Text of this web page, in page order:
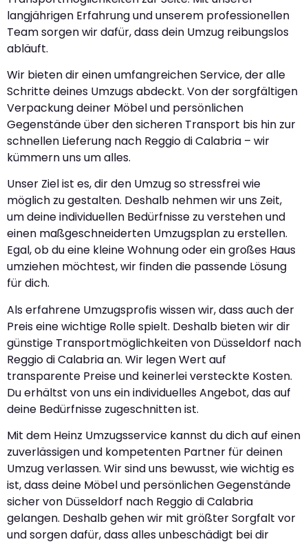
langjährigen Erfahrung und unserem professionellen
Team sorgen wir dafür, dass dein Umzug reibungslos
abläuft.
Wir bieten dir einen umfangreichen Service, der alle
Schritte deines Umzugs abdeckt. Von der sorgfältigen
Verpackung deiner Möbel und persönlichen
Gegenstände über den sicheren Transport bis hin zur
schnellen Lieferung nach Reggio di Calabria – wir
kümmern uns um alles.
Unser Ziel ist es, dir den Umzug so stressfrei wie
möglich zu gestalten. Deshalb nehmen wir uns Zeit,
um deine individuellen Bedürfnisse zu verstehen und
einen maßgeschneiderten Umzugsplan zu erstellen.
Egal, ob du eine kleine Wohnung oder ein großes Haus
umziehen möchtest, wir finden die passende Lösung
für dich.
Als erfahrene Umzugsprofis wissen wir, dass auch der
Preis eine wichtige Rolle spielt. Deshalb bieten wir dir
günstige Transportmöglichkeiten von Düsseldorf nach
Reggio di Calabria an. Wir legen Wert auf
transparente Preise und keinerlei versteckte Kosten.
Du erhältst von uns ein individuelles Angebot, das auf
deine Bedürfnisse zugeschnitten ist.
Mit dem Heinz Umzugsservice kannst du dich auf einen
zuverlässigen und kompetenten Partner für deinen
Umzug verlassen. Wir sind uns bewusst, wie wichtig es
ist, dass deine Möbel und persönlichen Gegenstände
sicher von Düsseldorf nach Reggio di Calabria
gelangen. Deshalb gehen wir mit größter Sorgfalt vor
und sorgen dafür, dass alles unbeschädigt bei dir